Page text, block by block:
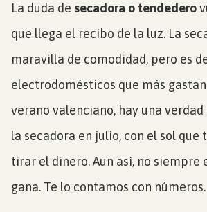
La duda de secadora o tendedero
que llega el recibo de la luz. La
maravilla de comodidad, pero es
electrodomésticos que más
verano valenciano, hay una
la secadora en julio, con el sol que
tirar el dinero. Aun así, no siempre
gana. Te lo contamos con números.